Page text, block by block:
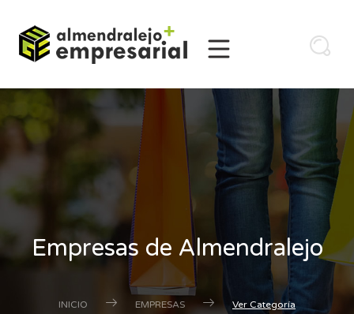
Empresas de Almendralejo
INICIO EMPRESAS Ver Categoría